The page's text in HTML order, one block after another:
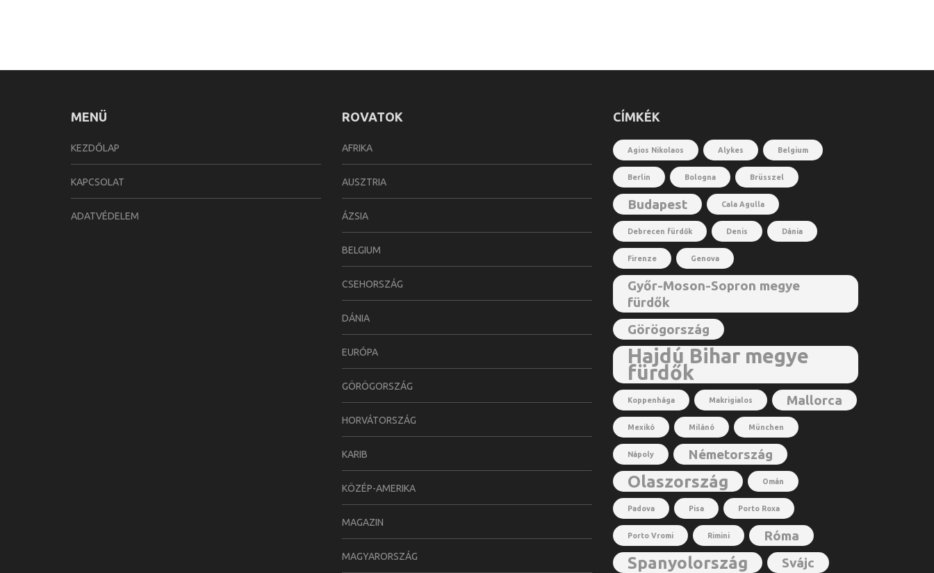
MENÜ
KEZDŐLAP
KAPCSOLAT
ADATVÉDELEM
ROVATOK
AFRIKA
AUSZTRIA
ÁZSIA
BELGIUM
CSEHORSZÁG
DÁNIA
EURÓPA
GÖRÖGORSZÁG
HORVÁTORSZÁG
KARIB
KÖZÉP-AMERIKA
MAGAZIN
MAGYARORSZÁG
CÍMKÉK
Agios Nikolaos Alykes Belgium
Berlin Bologna Brüsszel
Budapest Cala Agulla
Debrecen fürdők Denis Dánia
Firenze Genova
Győr-Moson-Sopron megye
fürdők
Görögország
Hajdú Bihar megye
fürdők
Koppenhága Makrigialos Mallorca
Mexikó Milánó München
Nápoly Németország
Olaszország Omán
Padova Pisa Porto Roxa
Porto Vromi Rimini Róma
Spanyolország Svájc